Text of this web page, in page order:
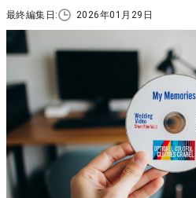
最終編集日: 2026年01月29日